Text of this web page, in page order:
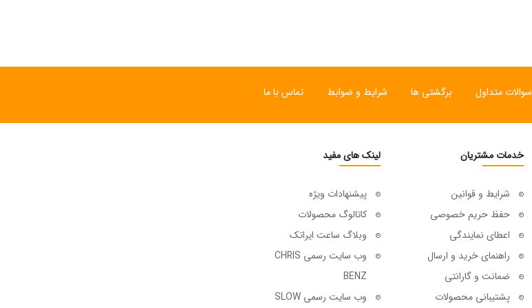
سوالات متداول برگشتی ها شرایط و ضوابط تماس با ما
خدمات مشتریان
شرایط و قوانین
حفظ حریم خصوصی
اعطای نمایندگی
راهنمای خرید و ارسال
ضمانت و گارانتی
پشتیبانی محصولات
لینک های مفید
پیشنهادات ویژه
کاتالوگ محصولات
وبلاگ ساعت ایراتک
وب سایت رسمی CHRIS
BENZ
وب سایت رسمی SLOW